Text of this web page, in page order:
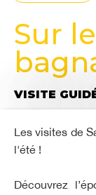
Sur
VISITE
Les visites de
l'été !
Découvrez